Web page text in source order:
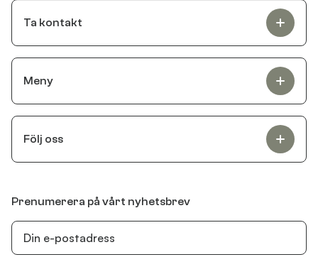
Prenumerera på vårt nyhetsbrev
Ta kontakt
Meny
Följ oss